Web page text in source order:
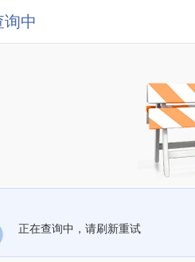
询中
正在查询中，请刷新重试